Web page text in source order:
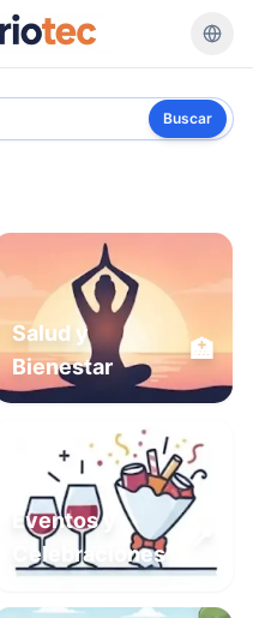
Buscar
Salud y
Bienestar
🏥
Eventos y
Celebraciones